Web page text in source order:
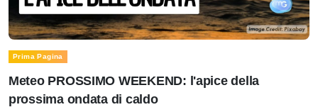
Prima Pagina
Meteo PROSSIMO WEEKEND: l'apice della
prossima ondata di caldo